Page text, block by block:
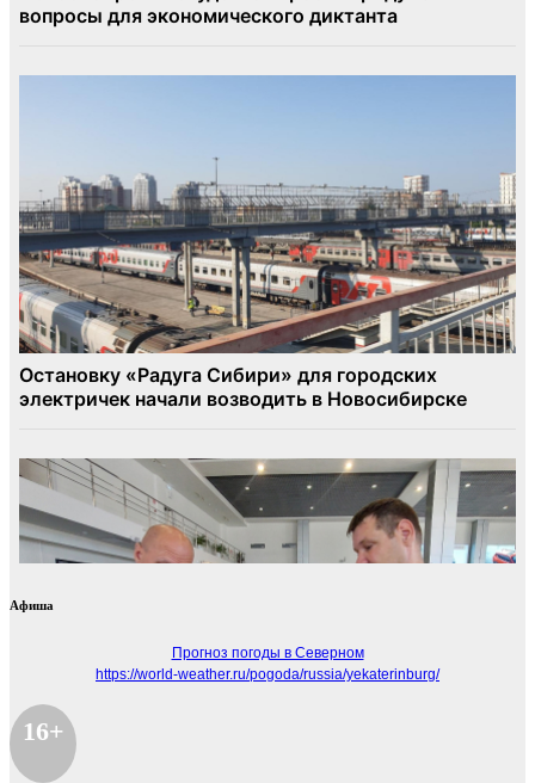
Афиша
Прогноз погоды в Северном
https://world-weather.ru/pogoda/russia/yekaterinburg/
16+